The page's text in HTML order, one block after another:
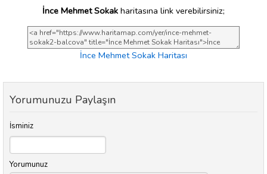
İnce Mehmet Sokak haritasına link verebilirsiniz;
İnce Mehmet Sokak Haritası
Yorumunuzu Paylaşın
İsminiz
Yorumunuz